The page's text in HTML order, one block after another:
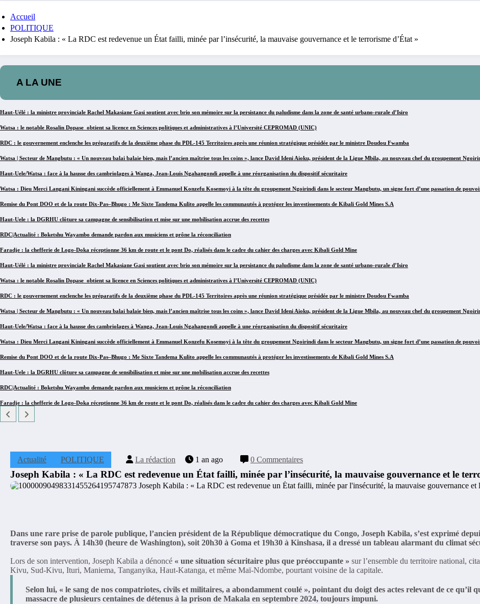
Accueil
POLITIQUE
Joseph Kabila : « La RDC est redevenue un État failli, minée par l’insécurité, la mauvaise gouvernance et le terrorisme d’État »
A LA UNE
Haut-Uélé : la ministre provinciale Rachel Makasiane Gasi soutient avec brio son mémoire sur la persistance du paludisme dans la zone de santé urbano-rurale d’Isiro
Watsa : le notable Rosalin Dopase obtient sa licence en Sciences politiques et administratives à l’Université CEPROMAD (UNIC)
RDC : le gouvernement enclenche les préparatifs de la deuxième phase du PDL-145 Territoires après une réunion stratégique présidée par le ministre Doudou Fwamba
Watsa | Secteur de Mangbutu : « Un nouveau balai balaie bien, mais l’ancien maîtrise tous les coins », lance David Ideni Aioku, président de la Ligue Mbila, au nouveau chef du groupement
Haut-Uele/Watsa : face à la hausse des cambriolages à Wanga, Jean-Louis Ngahangondi appelle à une réorganisation du dispositif sécuritaire
Watsa : Dieu Merci Langani Kiningani succède officiellement à Emmanuel Konzefu Kosemoyi à la tête du groupement Ngoirindi dans le secteur Mangbutu, un signe fort d’une passation de
Remise du Pont DOO et de la route Dix-Pas–Bhugo : Me Sixte Tandema Kulito appelle les communautés à protéger les investissements de Kibali Gold Mines S.A
Haut-Uele : la DGRHU clôture sa campagne de sensibilisation et mise sur une mobilisation accrue des recettes
RDC|Actualité : Boketshu Wayambo demande pardon aux musiciens et prône la réconciliation
Faradje : la chefferie de Logo-Doka réceptionne 36 km de route et le pont Do, réalisés dans le cadre du cahier des charges avec Kibali Gold Mine
Haut-Uélé : la ministre provinciale Rachel Makasiane Gasi soutient avec brio son mémoire sur la persistance du paludisme dans la zone de santé urbano-rurale d’Isiro
Watsa : le notable Rosalin Dopase obtient sa licence en Sciences politiques et administratives à l’Université CEPROMAD (UNIC)
RDC : le gouvernement enclenche les préparatifs de la deuxième phase du PDL-145 Territoires après une réunion stratégique présidée par le ministre Doudou Fwamba
Watsa | Secteur de Mangbutu : « Un nouveau balai balaie bien, mais l’ancien maîtrise tous les coins », lance David Ideni Aioku, président de la Ligue Mbila, au nouveau chef du groupement
Haut-Uele/Watsa : face à la hausse des cambriolages à Wanga, Jean-Louis Ngahangondi appelle à une réorganisation du dispositif sécuritaire
Watsa : Dieu Merci Langani Kiningani succède officiellement à Emmanuel Konzefu Kosemoyi à la tête du groupement Ngoirindi dans le secteur Mangbutu, un signe fort d’une passation de
Remise du Pont DOO et de la route Dix-Pas–Bhugo : Me Sixte Tandema Kulito appelle les communautés à protéger les investissements de Kibali Gold Mines S.A
Haut-Uele : la DGRHU clôture sa campagne de sensibilisation et mise sur une mobilisation accrue des recettes
RDC|Actualité : Boketshu Wayambo demande pardon aux musiciens et prône la réconciliation
Faradje : la chefferie de Logo-Doka réceptionne 36 km de route et le pont Do, réalisés dans le cadre du cahier des charges avec Kibali Gold Mine
Actualité POLITIQUE La rédaction 1 an ago 0 Commentaires
Joseph Kabila : « La RDC est redevenue un État failli, minée par l’insécurité, la mauvaise gouvernance et le
Dans une rare prise de parole publique, l’ancien président de la République démocratique du Congo, Joseph Kabila, s’est exprimé
traverse son pays. À 14h30 (heure de Washington), soit 20h30 à Goma et 19h30 à Kinshasa, il a dressé un tableau alarmant du climat
Lors de son intervention, Joseph Kabila a dénoncé « une situation sécuritaire plus que préoccupante » sur l’ensemble du territoire national,
Kivu, Sud-Kivu, Ituri, Maniema, Tanganyika, Haut-Katanga, et même Maï-Ndombe, pourtant voisine de la capitale.
Selon lui, « le sang de nos compatriotes, civils et militaires, a abondamment coulé », pointant du doigt des actes relevant de ce qu’il
massacre de plusieurs centaines de détenus à la prison de Makala en septembre 2024, toujours impuni.